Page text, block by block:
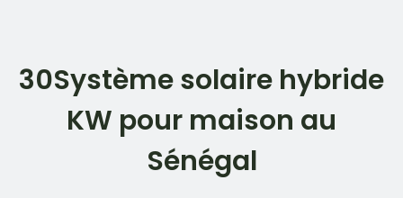
30Système solaire hybride
KW pour maison au
Sénégal